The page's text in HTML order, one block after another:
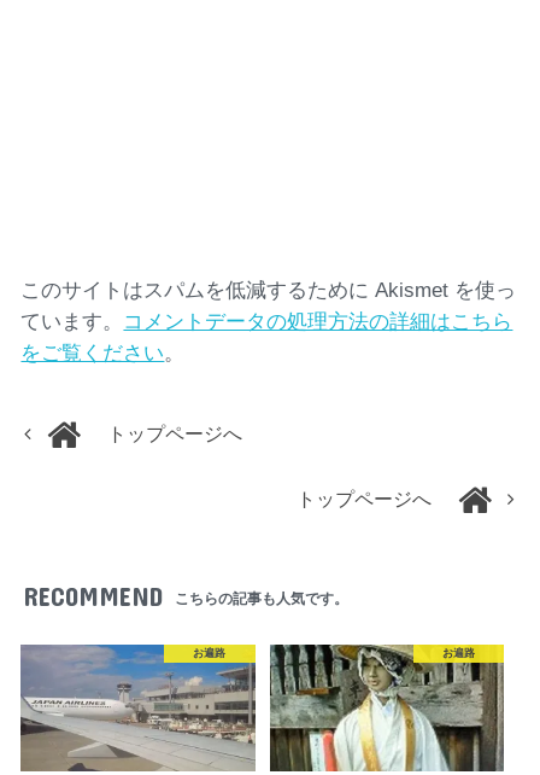
このサイトはスパムを低減するために Akismet を使っ
ています。 コメントデータの処理方法の詳細はこちら
をご覧ください。
トップページへ
トップページへ
RECOMMEND こちらの記事も人気です。
お遍路 お遍路